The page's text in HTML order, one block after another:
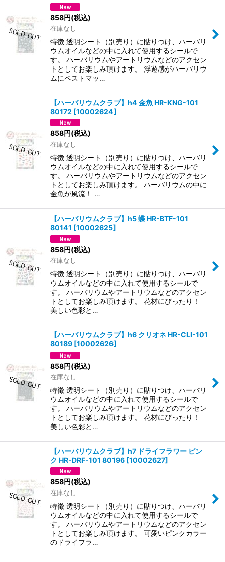
858円(税込)
在庫なし
特徴 透明シート（別売り）に貼りつけ、ハーバリ
ウムオイルなどの中に入れて使用するシールで
す。 ハーバリウムやアートリウムなどのアクセン
トとしてお楽しみ頂けます。 浮遊感がハーバリウ
ムにベストマッ…
【ハーバリウムクラブ】h4 金魚 HR-KNG-101
80172 [10002624]
858円(税込)
在庫なし
特徴 透明シート（別売り）に貼りつけ、ハーバリ
ウムオイルなどの中に入れて使用するシールで
す。 ハーバリウムやアートリウムなどのアクセン
トとしてお楽しみ頂けます。 ハーバリウムの中に
金魚が風流！ …
【ハーバリウムクラブ】h5 蝶 HR-BTF-101
80141 [10002625]
858円(税込)
在庫なし
特徴 透明シート（別売り）に貼りつけ、ハーバリ
ウムオイルなどの中に入れて使用するシールで
す。 ハーバリウムやアートリウムなどのアクセン
トとしてお楽しみ頂けます。 花材にぴったり！
美しい色彩と…
【ハーバリウムクラブ】h6 クリオネ HR-CLI-101
80189 [10002626]
858円(税込)
在庫なし
特徴 透明シート（別売り）に貼りつけ、ハーバリ
ウムオイルなどの中に入れて使用するシールで
す。 ハーバリウムやアートリウムなどのアクセン
トとしてお楽しみ頂けます。 花材にぴったり！
美しい色彩と…
【ハーバリウムクラブ】h7 ドライフラワー ピン
ク HR-DRF-101 80196 [10002627]
858円(税込)
在庫なし
特徴 透明シート（別売り）に貼りつけ、ハーバリ
ウムオイルなどの中に入れて使用するシールで
す。 ハーバリウムやアートリウムなどのアクセン
トとしてお楽しみ頂けます。 可愛いピンクカラー
のドライフラ…